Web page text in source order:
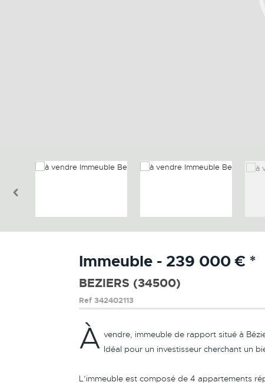
Immeuble - 239 000 € *
BEZIERS (34500)
Ref 342402113
À vendre, immeuble de rapport situé à
Idéal pour un investisseur cherchant un
L’immeuble est composé de 4 appartements